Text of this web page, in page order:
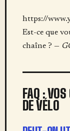
https://
Est-ce que
chaîne ? —
FAQ :
DE VÉLO